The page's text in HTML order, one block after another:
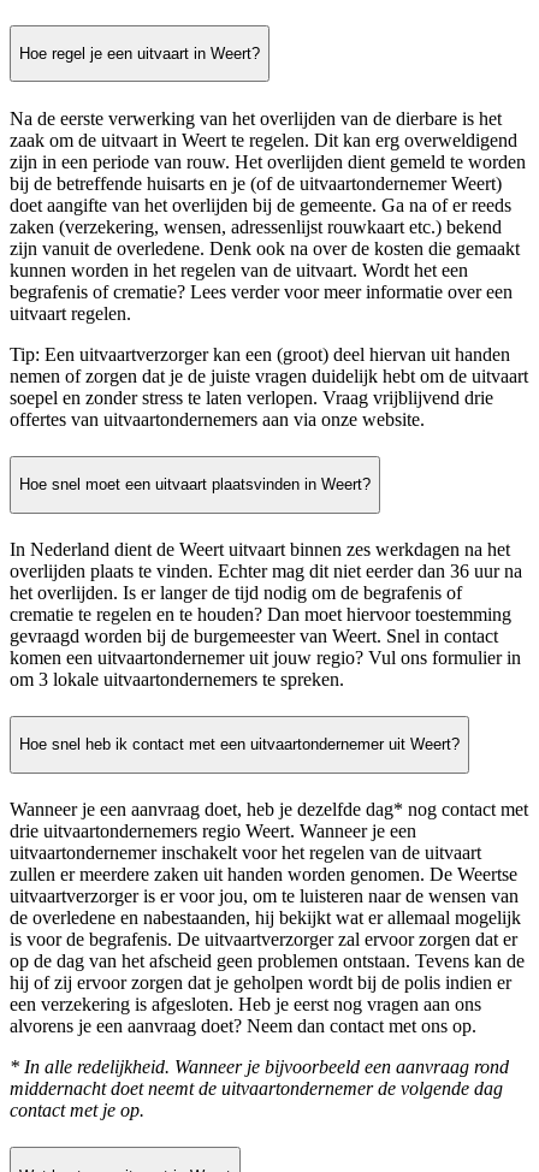
Hoe regel je een uitvaart in Weert?
Na de eerste verwerking van het overlijden van de dierbare is het
zaak om de uitvaart in Weert te regelen. Dit kan erg overweldigend
zijn in een periode van rouw. Het overlijden dient gemeld te worden
bij de betreffende huisarts en je (of de uitvaartondernemer Weert)
doet aangifte van het overlijden bij de gemeente. Ga na of er reeds
zaken (verzekering, wensen, adressenlijst rouwkaart etc.) bekend
zijn vanuit de overledene. Denk ook na over de kosten die gemaakt
kunnen worden in het regelen van de uitvaart. Wordt het een
begrafenis of crematie? Lees verder voor meer informatie over een
uitvaart regelen.
Tip: Een uitvaartverzorger kan een (groot) deel hiervan uit handen
nemen of zorgen dat je de juiste vragen duidelijk hebt om de uitvaart
soepel en zonder stress te laten verlopen. Vraag vrijblijvend drie
offertes van uitvaartondernemers aan via onze website.
Hoe snel moet een uitvaart plaatsvinden in Weert?
In Nederland dient de Weert uitvaart binnen zes werkdagen na het
overlijden plaats te vinden. Echter mag dit niet eerder dan 36 uur na
het overlijden. Is er langer de tijd nodig om de begrafenis of
crematie te regelen en te houden? Dan moet hiervoor toestemming
gevraagd worden bij de burgemeester van Weert. Snel in contact
komen een uitvaartondernemer uit jouw regio? Vul ons formulier in
om 3 lokale uitvaartondernemers te spreken.
Hoe snel heb ik contact met een uitvaartondernemer uit Weert?
Wanneer je een aanvraag doet, heb je dezelfde dag* nog contact met
drie uitvaartondernemers regio Weert. Wanneer je een
uitvaartondernemer inschakelt voor het regelen van de uitvaart
zullen er meerdere zaken uit handen worden genomen. De Weertse
uitvaartverzorger is er voor jou, om te luisteren naar de wensen van
de overledene en nabestaanden, hij bekijkt wat er allemaal mogelijk
is voor de begrafenis. De uitvaartverzorger zal ervoor zorgen dat er
op de dag van het afscheid geen problemen ontstaan. Tevens kan de
hij of zij ervoor zorgen dat je geholpen wordt bij de polis indien er
een verzekering is afgesloten. Heb je eerst nog vragen aan ons
alvorens je een aanvraag doet? Neem dan contact met ons op.
* In alle redelijkheid. Wanneer je bijvoorbeeld een aanvraag rond
middernacht doet neemt de uitvaartondernemer de volgende dag
contact met je op.